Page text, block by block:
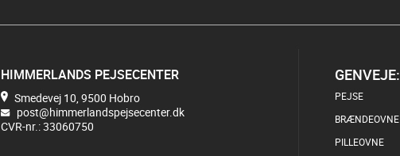
HIMMERLANDS PEJSECENTER
Smedevej 10, 9500 Hobro
post@himmerlandspejsecenter.dk
CVR-nr.: 33060750
GENVEJE:
PEJSE
BRÆNDEOVNE
PILLEOVNE